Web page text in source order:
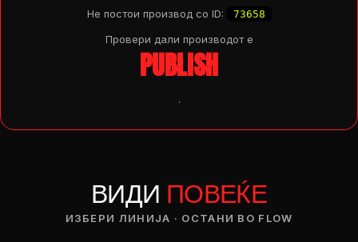
Не постои производ со ID: 73658
Провери дали производот e
PUBLISH
.
ВИДИ ПОВЕЌЕ
ИЗБЕРИ ЛИНИЈА · ОСТАНИ ВО FLOW